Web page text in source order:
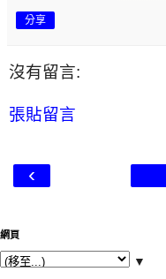
分享
沒有留言:
張貼留言
‹
網頁
▼